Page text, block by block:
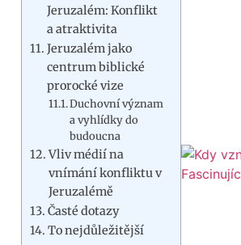
Jeruzalém: Konflikt
a atraktivita
Jeruzalém jako
centrum biblické
prorocké vize
Duchovní význam
a vyhlídky do
budoucna
Vliv médií na
vnímání konfliktu v
Jeruzalémě
Časté dotazy
To nejdůležitější